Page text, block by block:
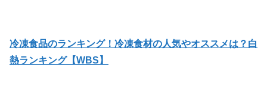
冷凍食品のランキング！冷凍食材の人気やオススメは？白
熱ランキング【WBS】